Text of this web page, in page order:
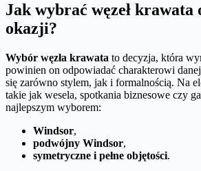
Jak wybrać węzeł krawata
okazji?
Wybór węzła krawata to decyzja, która
powinien on odpowiadać charakterowi
się zarówno stylem, jak i formalnością. Na
takie jak wesela, spotkania biznesowe czy
najlepszym wyborem:
Windsor,
podwójny Windsor,
symetryczne i pełne objętości.